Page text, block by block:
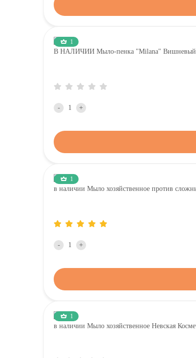
1
В НАЛИЧИИ Мыло-пенка "Milana" Вишневый
- +
1
в наличии Мыло хозяйственное против
- +
1
в наличии Мыло хозяйственное Невская